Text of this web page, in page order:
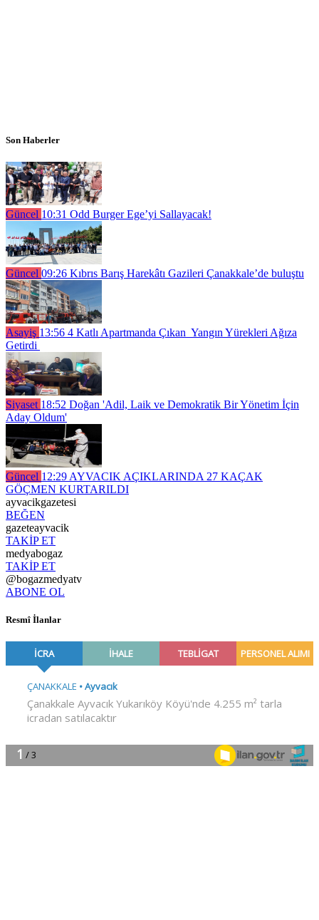
Son Haberler
Güncel 10:31 Odd Burger Ege’yi Sallayacak!
Güncel 09:26 Kıbrıs Barış Harekâtı Gazileri Çanakkale’de buluştu
Asayiş 13:56 4 Katlı Apartmanda Çıkan Yangın Yürekleri Ağıza
Getirdi
Siyaset 18:52 Doğan 'Adil, Laik ve Demokratik Bir Yönetim İçin
Aday Oldum'
Güncel 12:29 AYVACIK AÇIKLARINDA 27 KAÇAK
GÖÇMEN KURTARILDI
ayvacikgazetesi
BEĞEN
gazeteayvacik
TAKİP ET
medyabogaz
TAKİP ET
@bogazmedyatv
ABONE OL
Resmî İlanlar